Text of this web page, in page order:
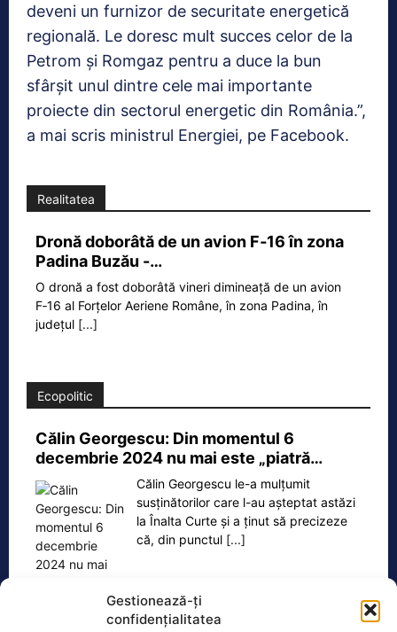
Gestionează-ți
confidențialitatea
deveni un furnizor de securitate energetică
regională. Le doresc mult succes celor de la
Petrom și Romgaz pentru a duce la bun
sfârșit unul dintre cele mai importante
proiecte din sectorul energetic din România.”,
a mai scris ministrul Energiei, pe Facebook.
Realitatea
Dronă doborâtă de un avion F‑16 în zona
Padina Buzău -…
O dronă a fost doborâtă vineri dimineață de un avion
F‑16 al Forțelor Aeriene Române, în zona Padina, în
județul [...]
Ecopolitic
Călin Georgescu: Din momentul 6
decembrie 2024 nu mai este „piatră…
Călin Georgescu le-a mulțumit
susținătorilor care l-au așteptat astăzi
la Înalta Curte și a ținut să precizeze
că, din punctul [...]